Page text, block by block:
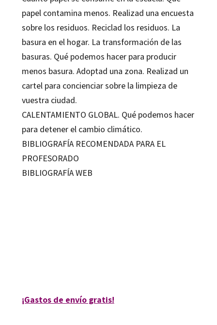
papel contamina menos. Realizad una encuesta
sobre los residuos. Reciclad los residuos. La
basura en el hogar. La transformación de las
basuras. Qué podemos hacer para producir
menos basura. Adoptad una zona. Realizad un
cartel para concienciar sobre la limpieza de
vuestra ciudad.
CALENTAMIENTO GLOBAL. Qué podemos hacer
para detener el cambio climático.
BIBLIOGRAFÍA RECOMENDADA PARA EL
PROFESORADO
BIBLIOGRAFÍA WEB
¡Gastos de envío gratis!